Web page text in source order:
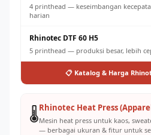
4 printhead — keseimbangan
harian
Rhinotec DTF 60 H5
5 printhead — produksi besar, lebih
📋 Katalog & Harga
🌡️Rhinotec Heat Press
Mesin heat press untuk kaos,
— berbagai ukuran & fitur untuk